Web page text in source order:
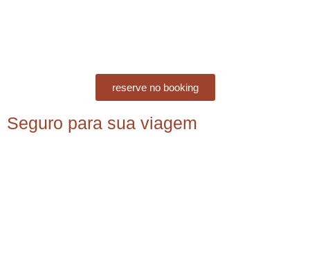
reserve no booking
Seguro para sua viagem